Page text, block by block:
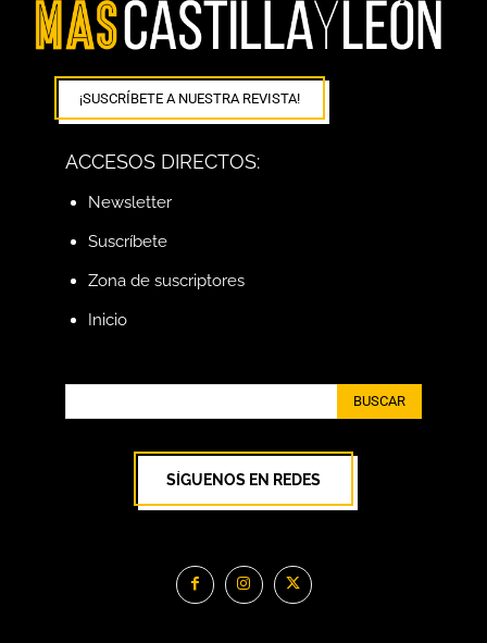
¡SUSCRÍBETE A NUESTRA REVISTA!
ACCESOS DIRECTOS:
Newsletter
Suscríbete
Zona de suscriptores
Inicio
BUSCAR
SÍGUENOS EN REDES